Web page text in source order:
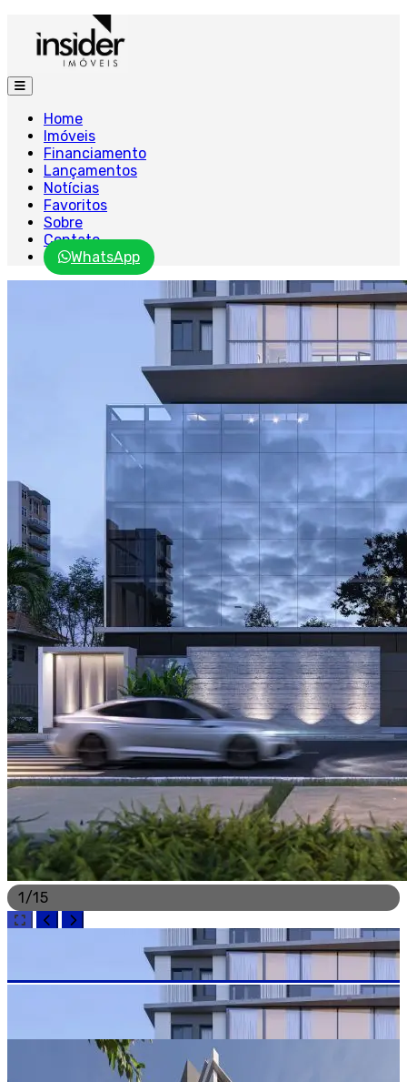
Home
Imóveis
Financiamento
Lançamentos
Notícias
Favoritos
Sobre
Contato
WhatsApp
1/15